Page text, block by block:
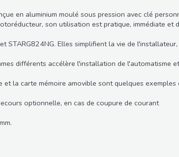
en aluminium moulé sous pression avec clé
son utilisation est pratique, immédiate et
STARG824NG. Elles simplifient la vie de
différents accélère l'installation de l'automatisme
et la carte mémoire amovible sont quelques
optionnelle, en cas de coupure de courant